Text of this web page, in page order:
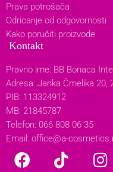
Prava potrošača
Odricanje od odgovornosti
Kako poručiti proizvode
Kontakt
Pravno ime: BB Bonaca
Adresa: Janka Čmelika 20,
PIB: 113324912
MB: 21845787
Telefon: 066 808 06 35
Email: office@a-